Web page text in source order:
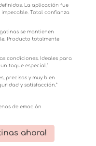
La aplicación fue
Total confianza
se mantienen
Producto totalmente
condiciones. Ideales para
toque especial.”
precisas y muy bien
y satisfacción.”
de emoción
ahora!